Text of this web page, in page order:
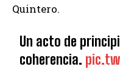
Quintero.
Un acto de
coherencia.